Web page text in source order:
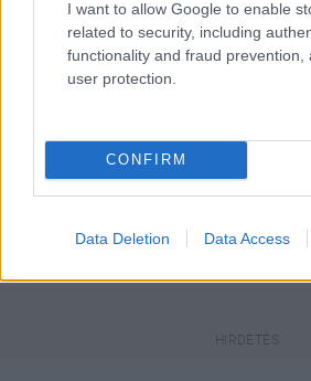
I want to allow Google to enable
related to security, including
functionality and fraud prevention,
user protection.
CONFIRM
Data Deletion Data Access
Itt állíthatod be, hogy a
keresőben könnyebben
glamour.hu cikkeit